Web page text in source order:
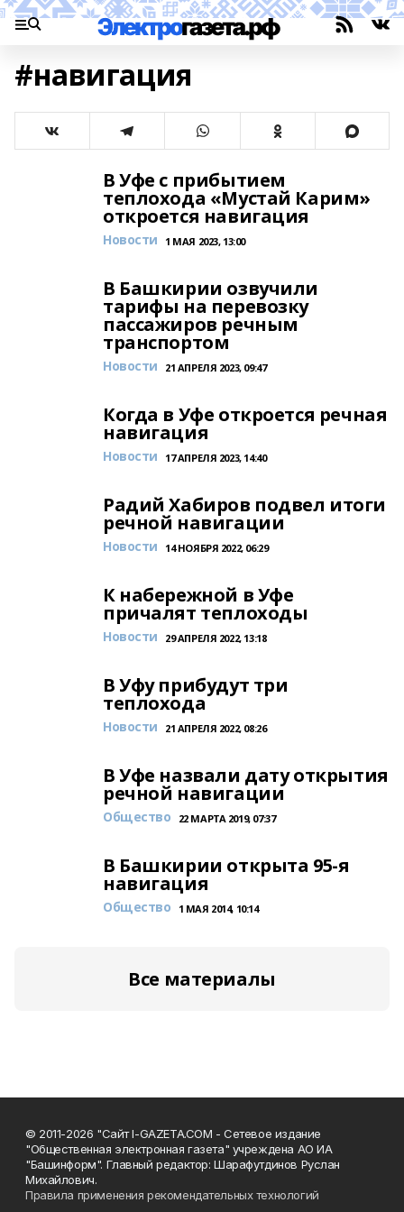
#навигация
В Уфе с прибытием
теплохода «Мустай Карим»
откроется навигация
Новости 1 МАЯ 2023, 13:00
В Башкирии озвучили
тарифы на перевозку
пассажиров речным
транспортом
Новости 21 АПРЕЛЯ 2023, 09:47
Когда в Уфе откроется речная
навигация
Новости 17 АПРЕЛЯ 2023, 14:40
Радий Хабиров подвел итоги
речной навигации
Новости 14 НОЯБРЯ 2022, 06:29
К набережной в Уфе
причалят теплоходы
Новости 29 АПРЕЛЯ 2022, 13:18
В Уфу прибудут три
теплохода
Новости 21 АПРЕЛЯ 2022, 08:26
В Уфе назвали дату открытия
речной навигации
Общество 22 МАРТА 2019, 07:37
В Башкирии открыта 95-я
навигация
Общество 1 МАЯ 2014, 10:14
Все материалы
© 2011-2026 "Сайт I-GAZETA.COM - Сетевое издание
"Общественная электронная газета" учреждена АО ИА
"Башинформ". Главный редактор: Шарафутдинов Руслан
Михайлович.
Правила применения рекомендательных технологий